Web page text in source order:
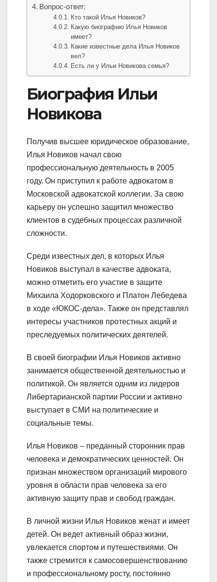
Вопрос-ответ:
Кто такой Илья Новиков?
Какую биографию Илья Новиков
имеет?
Какие известные дела Илья Новиков
вел?
Есть ли у Ильи Новикова семья?
Биография Ильи
Новикова
Получив высшее юридическое образование,
Илья Новиков начал свою
профессиональную деятельность в 2005
году. Он приступил к работе адвокатом в
Московской адвокатской коллегии. За свою
карьеру он успешно защитил множество
клиентов в судебных процессах различной
сложности.
Среди известных дел, в которых Илья
Новиков выступал в качестве адвоката,
можно отметить его участие в защите
Михаила Ходорковского и Платон Лебедева
в ходе «ЮКОС-дела». Также он представлял
интересы участников протестных акций и
преследуемых политических деятелей.
В своей биографии Илья Новиков активно
занимается общественной деятельностью и
политикой. Он является одним из лидеров
Либертарианской партии России и активно
выступает в СМИ на политические и
социальные темы.
Илья Новиков – преданный сторонник прав
человека и демократических ценностей. Он
признан множеством организаций мирового
уровня в области прав человека за его
активную защиту прав и свобод граждан.
В личной жизни Илья Новиков женат и имеет
детей. Он ведет активный образ жизни,
увлекается спортом и путешествиями. Он
также стремится к самосовершенствованию
и профессиональному росту, постоянно